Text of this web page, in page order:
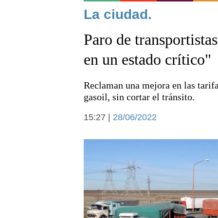
Noticias
Deportes
Arte y cultura
Economía y campo
La ciudad.
Paro de
en un estado crítico"
Reclaman una mejora en las
gasoil, sin cortar el tránsito.
15:27 | 28/06/2022